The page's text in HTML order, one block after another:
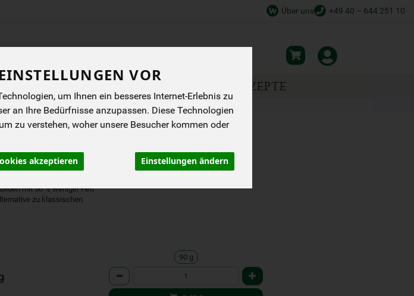
VOR
um Ihnen ein besseres Internet-Erlebnis zu
an Ihre Bedürfnisse anzupassen. Diese Technologien
zu verstehen, woher unsere Besucher kommen oder
akzeptieren Einstellungen ändern
+49 40 – 644 251 10
Über uns
REZEPTE
ROTER REIS
mit 50 % weniger Fett
zu klassischen
90 g
Anzahl